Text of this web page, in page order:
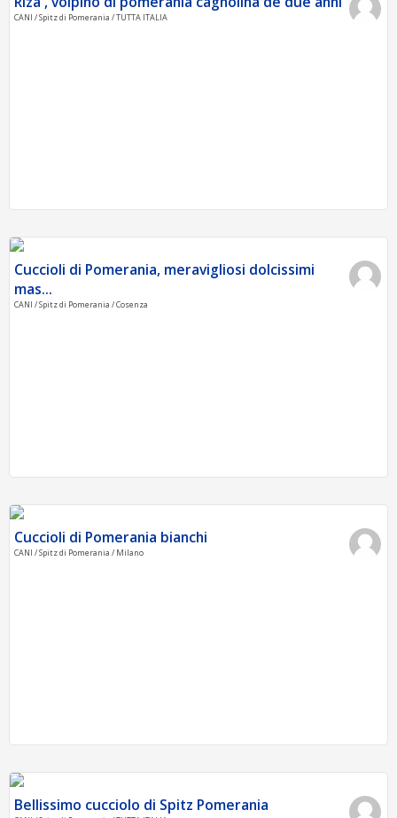
CANI / Spitz di Pomerania / TUTTA ITALIA
Cuccioli di Pomerania, meravigliosi dolcissimi
mas...
CANI / Spitz di Pomerania / Cosenza
Cuccioli di Pomerania bianchi
CANI / Spitz di Pomerania / Milano
Bellissimo cucciolo di Spitz Pomerania